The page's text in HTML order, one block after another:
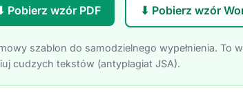
Pobierz wzór PDF ⬇ Pobierz wzór
szablon do samodzielnego wypełnienia. To
cudzych tekstów (antyplagiat JSA).